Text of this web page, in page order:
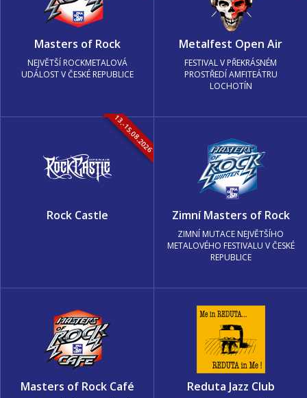
Masters of Rock
NEJVĚTŠÍ ROCKMETALOVÁ
UDÁLOST V ČESKÉ REPUBLICE
Metalfest Open Air
FESTIVAL V PŘEKRÁSNÉM
PROSTŘEDÍ AMFITEÁTRU
LOCHOTÍN
13.-15.08.2026
Rock Castle Zimní Masters of Rock
ZIMNÍ MUTACE NEJVĚTŠÍHO
METALOVÉHO FESTIVALU V ČESKÉ
REPUBLICE
Masters of Rock Café Reduta Jazz Club